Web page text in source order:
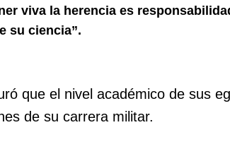
viva la herencia es
su ciencia”.
que el nivel académico de sus
de su carrera militar.